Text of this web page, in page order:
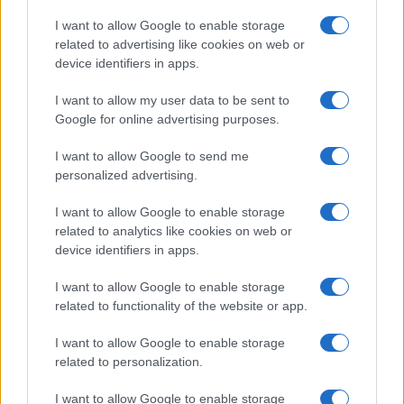
I want to allow Google to enable storage
related to advertising like cookies on web or
device identifiers in apps.
I want to allow my user data to be sent to
Google for online advertising purposes.
I want to allow Google to send me
personalized advertising.
I want to allow Google to enable storage
related to analytics like cookies on web or
device identifiers in apps.
I want to allow Google to enable storage
related to functionality of the website or app.
I want to allow Google to enable storage
related to personalization.
I want to allow Google to enable storage
no es ni Santo (Santo), ni llana (llana), ni está
junto al mar (Mar).Sin embargo, el pueblo toma
su nombre de Santa Juliana, que está enterrada
famosa de
Cantabria. Otra atracción de primer orden es el
tortura.
1. San Sebastián
Situada en el País Vasco, a sólo 19 km. de Francia,
esta popular localidad playera está
colinas que contribuyen a su belleza.
La
atracción más famosa de San Sebastián es
Concha, una de las mejores playas urbanas del
mundo.La Parte Vieja tiene muchos bares, lo que
la hace muy popular entre los fiesteros.